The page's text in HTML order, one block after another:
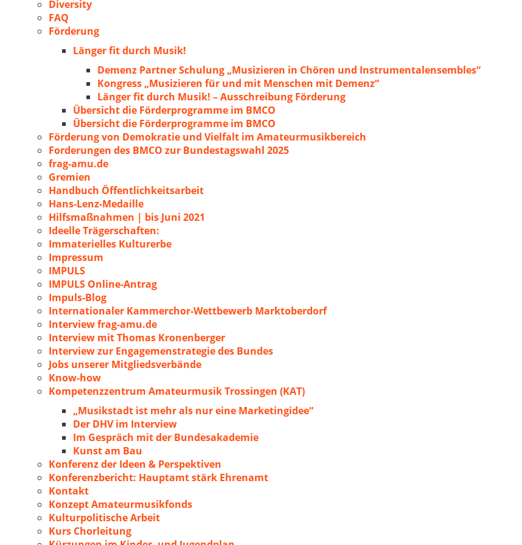
Diversity
FAQ
Förderung
Länger fit durch Musik!
Demenz Partner Schulung „Musizieren in Chören und Instrumentalensembles“
Kongress „Musizieren für und mit Menschen mit Demenz“
Länger fit durch Musik! – Ausschreibung Förderung
Übersicht die Förderprogramme im BMCO
Übersicht die Förderprogramme im BMCO
Förderung von Demokratie und Vielfalt im Amateurmusikbereich
Forderungen des BMCO zur Bundestagswahl 2025
frag-amu.de
Gremien
Handbuch Öffentlichkeitsarbeit
Hans-Lenz-Medaille
Hilfsmaßnahmen | bis Juni 2021
Ideelle Trägerschaften:
Immaterielles Kulturerbe
Impressum
IMPULS
IMPULS Online-Antrag
Impuls-Blog
Internationaler Kammerchor-Wettbewerb Marktoberdorf
Interview frag-amu.de
Interview mit Thomas Kronenberger
Interview zur Engagemenstrategie des Bundes
Jobs unserer Mitgliedsverbände
Know-how
Kompetenzzentrum Amateurmusik Trossingen (KAT)
„Musikstadt ist mehr als nur eine Marketingidee“
Der DHV im Interview
Im Gespräch mit der Bundesakademie
Kunst am Bau
Konferenz der Ideen & Perspektiven
Konferenzbericht: Hauptamt stärk Ehrenamt
Kontakt
Konzept Amateurmusikfonds
Kulturpolitische Arbeit
Kurs Chorleitung